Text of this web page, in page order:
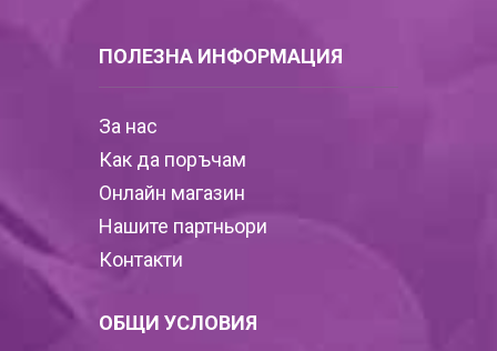
ПОЛЕЗНА ИНФОРМАЦИЯ
За нас
Как да поръчам
Онлайн магазин
Нашите партньори
Контакти
ОБЩИ УСЛОВИЯ